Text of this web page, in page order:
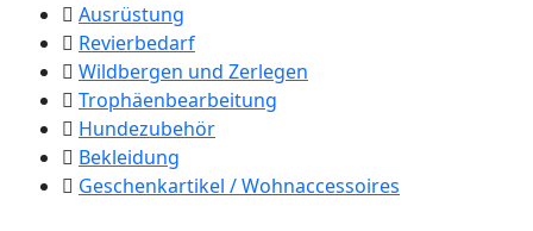
Ausrüstung
Revierbedarf
Wildbergen und Zerlegen
Trophäenbearbeitung
Hundezubehör
Bekleidung
Geschenkartikel / Wohnaccessoires